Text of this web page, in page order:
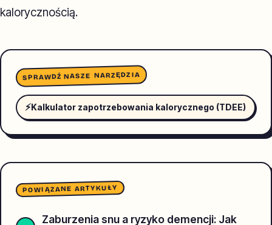
kalorycznością.
SPRAWDŹ NASZE NARZĘDZIA
⚡Kalkulator zapotrzebowania kalorycznego (TDEE)
POWIĄZANE ARTYKUŁY
Zaburzenia snu a ryzyko demencji: Jak